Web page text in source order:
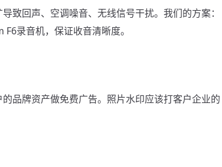
致回声、空调噪音、无线信号干扰。我们的方案：
录音机，保证收音清晰度。
品牌资产做免费广告。照片水印应该打客户企业的